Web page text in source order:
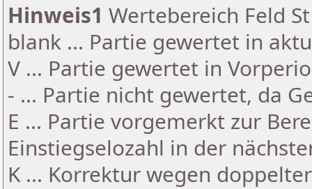
Hinweis1 Wertebereich Feld
blank ... Partie gewertet in
V ... Partie gewertet in
- ... Partie nicht gewertet, da
E ... Partie vorgemerkt zur
Einstiegselozahl in der
K ... Korrektur wegen